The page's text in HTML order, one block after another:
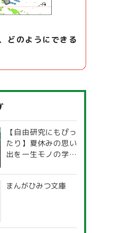
どのようにできる
【自由研究にもぴっ
たり】夏休みの思い
出を一生モノの学び
探究ガイド
まんがひみつ文庫